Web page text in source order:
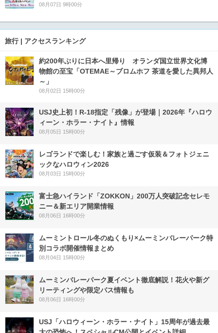
08月07日 9時00分
旅行 | アクセスランキング
約200年ぶりに日本へ里帰り オランダ国立世界文化博
物館の至宝「OTEMAE～ブロムホフ 茶道を愛した異邦人
～」
08月02日 15時00分
USJ史上初！R-18指定「残像」が登場｜2026年『ハロウ
ィーン・ホラー・ナイト』情報
08月05日 15時00分
レゴランドで楽しむ！家族と過ごす仮装＆フォトジェニ
ックなハロウィン2026
08月03日 15時00分
富士急ハイランド「ZOKKON」200万人突破記念セレモ
ニー＆新エリア開業情報
08月06日 16時00分
ムーミントロール冬のぬくもり×ムーミンバレーパーク特
別コラボ開催情報まとめ
08月04日 15時00分
ムーミンバレーパーク夏イベント徹底解説！花火や新グ
リーティングや限定パス情報も
08月06日 16時00分
USJ「ハロウィーン・ホラー・ナイト」15周年が過去最